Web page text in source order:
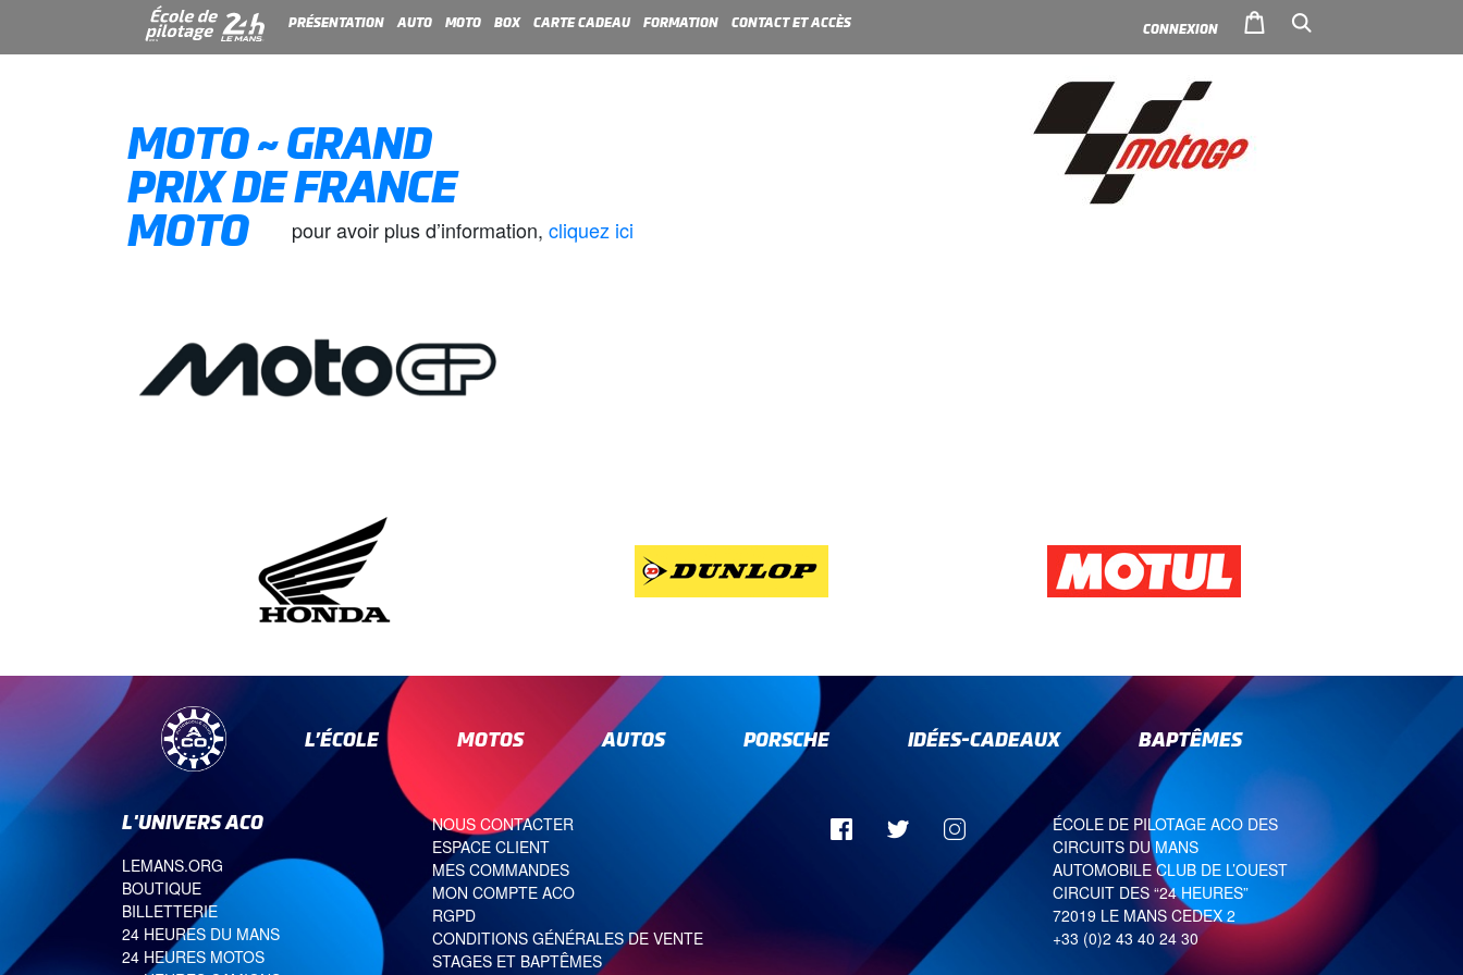
PRÉSENTATION AUTO MOTO BOX CARTE CADEAU FORMATION CONTACT ET ACCÈS CONNEXION
MOTO ~ GRAND
PRIX DE FRANCE
MOTO pour avoir plus d’information, cliquez ici
L’ÉCOLE MOTOS AUTOS PORSCHE IDÉES-CADEAUX BAPTÊMES
L'UNIVERS ACO
LEMANS.ORG
BOUTIQUE
BILLETTERIE
24 HEURES DU MANS
24 HEURES MOTOS
NOUS CONTACTER
ESPACE CLIENT
MES COMMANDES
MON COMPTE ACO
RGPD
CONDITIONS GÉNÉRALES DE VENTE
STAGES ET BAPTÊMES
ÉCOLE DE PILOTAGE ACO DES
CIRCUITS DU MANS
AUTOMOBILE CLUB DE L’OUEST
CIRCUIT DES “24 HEURES”
72019 LE MANS CEDEX 2
+33 (0)2 43 40 24 30